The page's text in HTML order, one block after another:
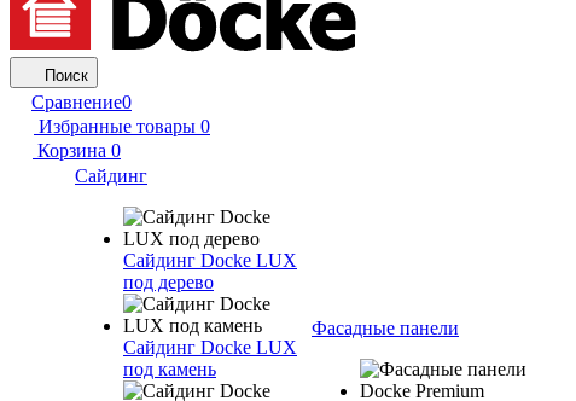
Поиск
Сравнение0
Избранные товары 0
Корзина 0
Сайдинг
Сайдинг Docke LUX
под дерево
Сайдинг Docke LUX
под камень
Фасадные панели